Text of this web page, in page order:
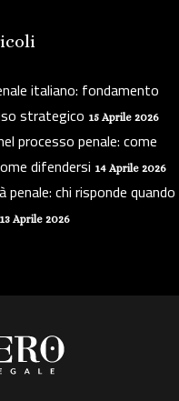
italiano: fondamento
strategico 15 Aprile 2026
processo penale: come
difendersi 14 Aprile 2026
chi risponde quando
13 Aprile 2026